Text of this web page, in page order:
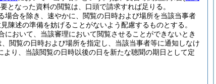
となった資料の閲覧は、口頭で請求すれば足りる。
合を除き、速やかに、閲覧の日時および場所を当該当事者
陳述の準備を妨げることがないよう配慮するものとする。
おいて、当該審理において閲覧させることができないとき
、閲覧の日時および場所を指定し、当該当事者等に通知しなけ
より、当該閲覧の日時以後の日を新たな聴聞の期日として定